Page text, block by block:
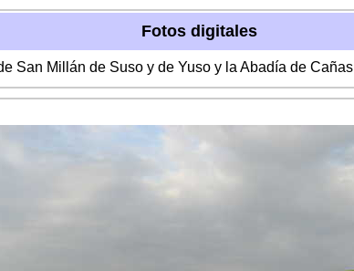
Fotos digitales
San Millán de Suso y de Yuso y la Abadía de Cañas